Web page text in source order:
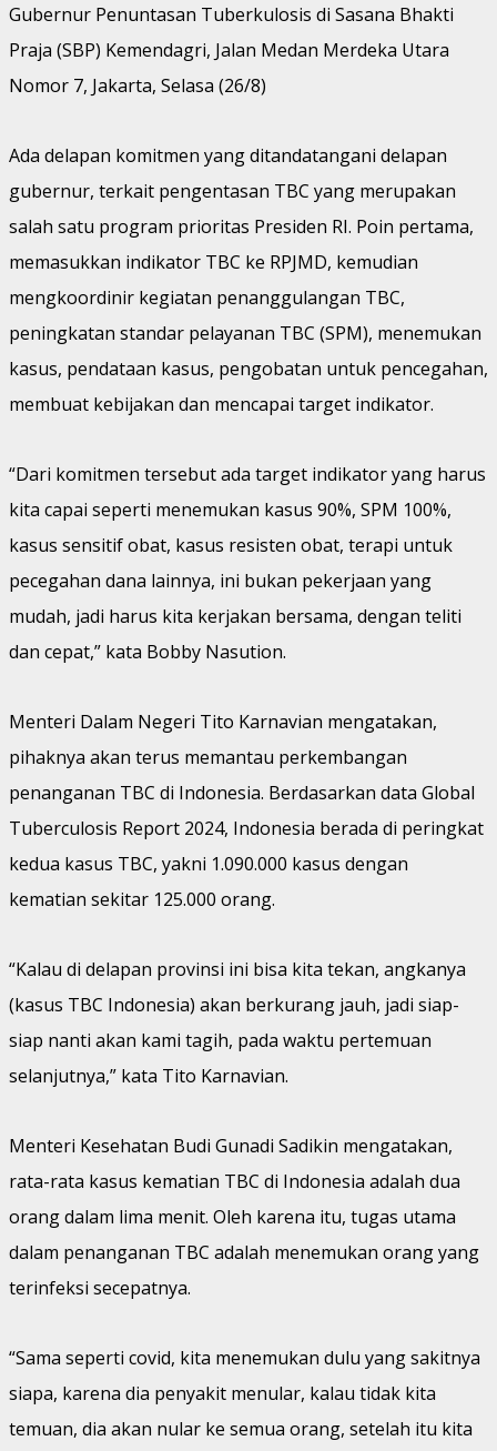
Gubernur Penuntasan Tuberkulosis di Sasana Bhakti
Praja (SBP) Kemendagri, Jalan Medan Merdeka Utara
Nomor 7, Jakarta, Selasa (26/8)
Ada delapan komitmen yang ditandatangani delapan
gubernur, terkait pengentasan TBC yang merupakan
salah satu program prioritas Presiden RI. Poin pertama,
memasukkan indikator TBC ke RPJMD, kemudian
mengkoordinir kegiatan penanggulangan TBC,
peningkatan standar pelayanan TBC (SPM), menemukan
kasus, pendataan kasus, pengobatan untuk pencegahan,
membuat kebijakan dan mencapai target indikator.
“Dari komitmen tersebut ada target indikator yang harus
kita capai seperti menemukan kasus 90%, SPM 100%,
kasus sensitif obat, kasus resisten obat, terapi untuk
pecegahan dana lainnya, ini bukan pekerjaan yang
mudah, jadi harus kita kerjakan bersama, dengan teliti
dan cepat,” kata Bobby Nasution.
Menteri Dalam Negeri Tito Karnavian mengatakan,
pihaknya akan terus memantau perkembangan
penanganan TBC di Indonesia. Berdasarkan data Global
Tuberculosis Report 2024, Indonesia berada di peringkat
kedua kasus TBC, yakni 1.090.000 kasus dengan
kematian sekitar 125.000 orang.
“Kalau di delapan provinsi ini bisa kita tekan, angkanya
(kasus TBC Indonesia) akan berkurang jauh, jadi siap-
siap nanti akan kami tagih, pada waktu pertemuan
selanjutnya,” kata Tito Karnavian.
Menteri Kesehatan Budi Gunadi Sadikin mengatakan,
rata-rata kasus kematian TBC di Indonesia adalah dua
orang dalam lima menit. Oleh karena itu, tugas utama
dalam penanganan TBC adalah menemukan orang yang
terinfeksi secepatnya.
“Sama seperti covid, kita menemukan dulu yang sakitnya
siapa, karena dia penyakit menular, kalau tidak kita
temuan, dia akan nular ke semua orang, setelah itu kita